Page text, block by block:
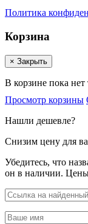
Политика
Корзина
× Закрыть
В корзине пока нет
Просмотр корзины
Нашли дешевле?
Снизим цену для
Убедитесь, что
он в наличии. Цены